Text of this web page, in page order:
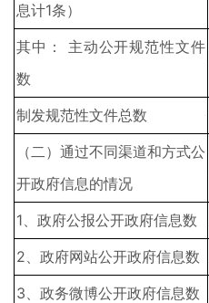
息计1条）
其中： 主动公开规范性文件
数
制发规范性文件总数
（二）通过不同渠道和方式公
开政府信息的情况
1、政府公报公开政府信息数
2、政府网站公开政府信息数
3、政务微博公开政府信息数